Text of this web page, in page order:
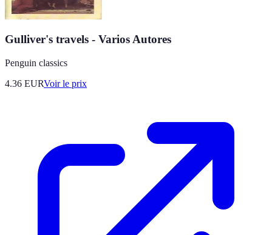
Gulliver's travels - Varios Autores
Penguin classics
4.36 EURVoir le prix